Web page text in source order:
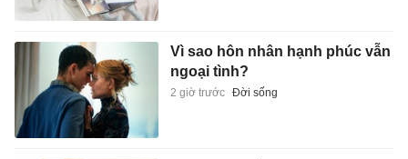
Vì sao hôn nhân hạnh phúc vẫn
ngoại tình?
2 giờ trước Đời sống